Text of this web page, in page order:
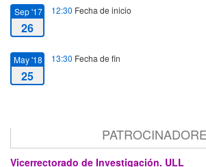
Sep '17
26
12:30 Fecha de inicio
May '18
25
13:30 Fecha de fin
Vicerrectorado de Investigación. ULL